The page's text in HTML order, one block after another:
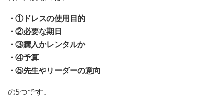
・①ドレスの使用目的
・②必要な期日
・③購入かレンタルか
・④予算
・⑤先生やリーダーの意向
の5つです。